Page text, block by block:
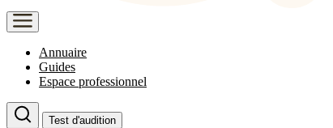
Annuaire
Guides
Espace professionnel
Test d'audition